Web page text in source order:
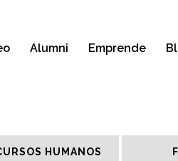
Alumni Emprende
HUMANOS